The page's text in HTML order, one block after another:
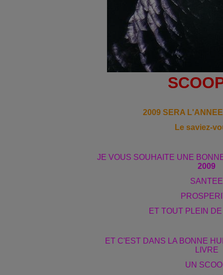
2009 SERA
Le saviez-
JE VOUS SOUHAITE UNE
2009
SANTEE
ET TOUT PLEIN
ET C'EST DANS LA BONNE
LIVRE
UN